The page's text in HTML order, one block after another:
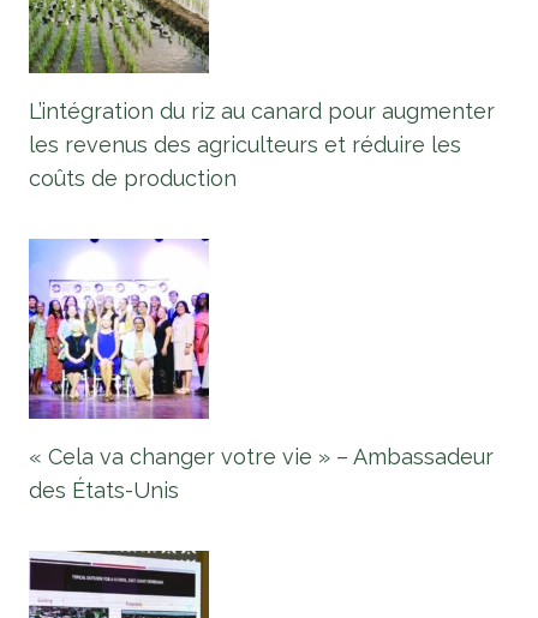
L’intégration du riz au canard pour augmenter
les revenus des agriculteurs et réduire les
coûts de production
« Cela va changer votre vie » – Ambassadeur
des États-Unis